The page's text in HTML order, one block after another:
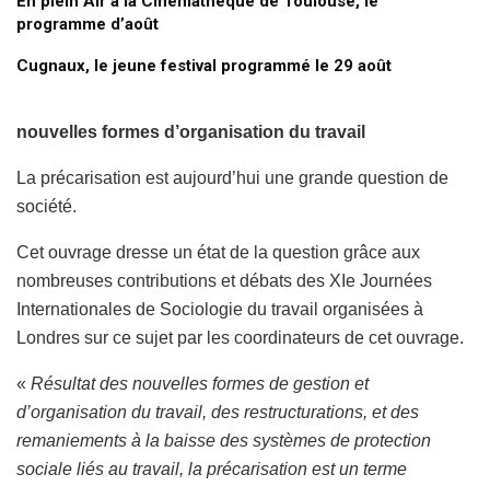
programme d’août
Cugnaux, le jeune festival programmé le 29 août
nouvelles formes d’organisation du travail
La précarisation est aujourd’hui une grande question de
société.
Cet ouvrage dresse un état de la question grâce aux
nombreuses contributions et débats des XIe Journées
Internationales de Sociologie du travail organisées à
Londres sur ce sujet par les coordinateurs de cet ouvrage.
« Résultat des nouvelles formes de gestion et
d’organisation du travail, des restructurations, et des
remaniements à la baisse des systèmes de protection
sociale liés au travail, la précarisation est un terme